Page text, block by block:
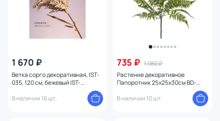
1 670 ₽
Ветка сорго декоративная, IST-
035, 120 см, бежевый IST-
В наличии 16 шт.
735 ₽ 1 080 ₽
Растение декоративное
Папоротник 25х25х30см BD-
В наличии 10 шт.